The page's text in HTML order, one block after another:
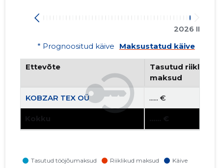
2026 II
* Prognoositud käive
Maksustatud käive
Ettevõte
Tasutud riiklikud
maksud
KOBZAR TEX OÜ ...... €
Kokku ...... €